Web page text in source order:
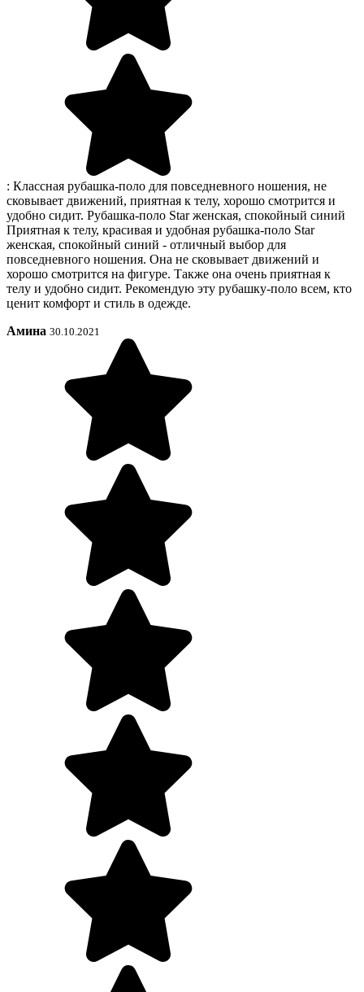
: Классная рубашка-поло для повседневного ношения, не
сковывает движений, приятная к телу, хорошо смотрится и
удобно сидит. Рубашка-поло Star женская, спокойный синий
Приятная к телу, красивая и удобная рубашка-поло Star
женская, спокойный синий - отличный выбор для
повседневного ношения. Она не сковывает движений и
хорошо смотрится на фигуре. Также она очень приятная к
телу и удобно сидит. Рекомендую эту рубашку-поло всем, кто
ценит комфорт и стиль в одежде.
Амина 30.10.2021